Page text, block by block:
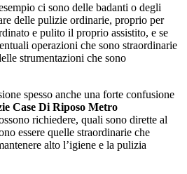
ci sono delle badanti o degli
delle pulizie ordinarie, proprio per
e pulito il proprio assistito, e se
operazioni che sono straordinarie
strumentazioni che sono
spesso anche una forte confusione
Case Di Riposo Metro
richiedere, quali sono dirette al
essere quelle straordinarie che
alto l’igiene e la pulizia